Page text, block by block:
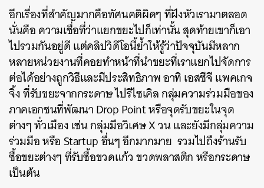
อีกเรื่องที่สำคัญมากคือทัศนคติผิดๆ ที่ฝังหัวเรามาตลอด
นั่นคือ ความเชื่อที่ว่าแยกขยะไปก็เท่านั้น สุดท้ายเขาก็เอา
ไปรวมกันอยู่ดี แต่คลิปวิดีโอนี้ย้ำให้รู้ว่าปัจจุบันมีหลาก
หลายหน่วยงานที่คอยทำหน้าที่นำขยะที่เราแยกไปจัดการ
ต่อได้อย่างถูกวิธีและมีประสิทธิภาพ อาทิ เอสซีจี แพคเกจ
จิ้ง ที่รับขยะจากกระดาษ ไปรีไซเคิล กลุ่มความร่วมมือของ
ภาคเอกชนที่พัฒนา Drop Point หรือจุดรับขยะในจุด
ต่างๆ ทั่วเมือง เช่น กลุ่มมือวิเศษ X วน และยังมีกลุ่มความ
ร่วมมือ หรือ Startup อื่นๆ อีกมากมาย รวมไปถึงร้านรับ
ซื้อขยะต่างๆ ที่รับซื้อขวดแก้ว ขวดพลาสติก หรือกระดาษ
เป็นต้น